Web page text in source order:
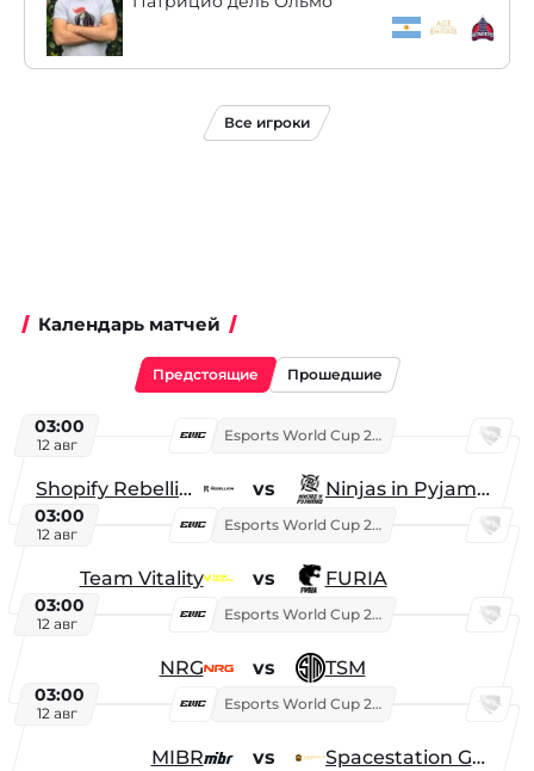
Все игроки
Календарь матчей
Предстоящие Прошедшие
03:00
12 авг
Esports World Cup 2026
Shopify Rebellion vs Ninjas in Pyjamas
03:00
12 авг
Esports World Cup 2026
Team Vitality vs FURIA
03:00
12 авг
Esports World Cup 2026
NRG vs TSM
03:00
12 авг
Esports World Cup 2026
MIBR vs Spacestation Gaming